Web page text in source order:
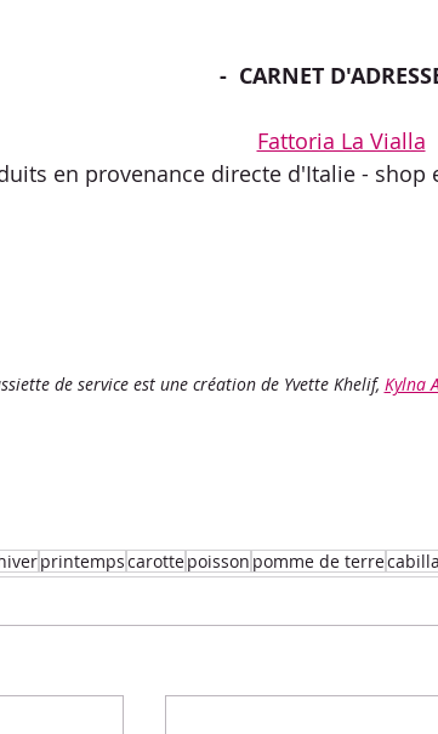
-  CARNET
Fattoria La Vialla
en provenance directe d'Italie - shop
de service est une création de Yvette Khelif, Kylna
printempscarottepoisson pomme de terre